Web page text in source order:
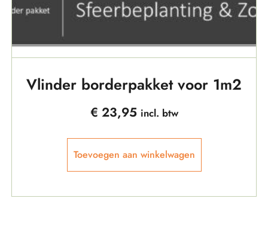
Vlinder borderpakket voor 1m2
€ 23,95 incl. btw
Toevoegen aan winkelwagen